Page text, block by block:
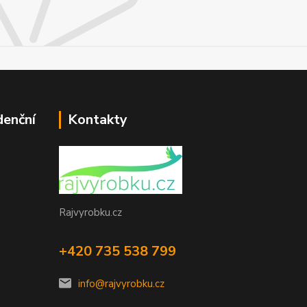
Kontakty
Rajvyrobku.cz
+420 735 538 799
info@rajvyrobku.cz